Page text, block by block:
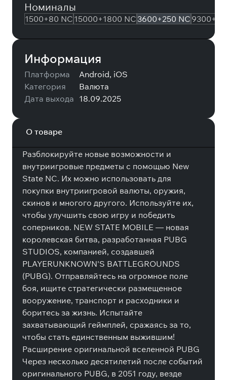
Номиналы
1500+80 NC 15000+1800 NC 3600+250 NC
Информация
Платформа
Android, iOS
Категория
Валюта
Дата выхода 18.09.2025
О товаре
Разблокируйте новые возможности и
внутриигровые предметы с помощью New
State NC. Их можно использовать для
покупки внутриигровой валюты, оружия,
скинов и многого другого. Используйте их,
чтобы улучшить свою игру и победить
соперников. NEW STATE MOBILE — новая
королевская битва, разработанная PUBG
STUDIOS, компанией, создавшей
PLAYERUNKNOWN'S BATTLEGROUNDS
(PUBG). Отправляйтесь на огромное поле
боя, ищите стратегически размещенное
вооружение, транспорт и расходники и
боритесь за жизнь. Испытайте
захватывающий геймплей, сражаясь за то,
чтобы стать единственным выжившим!
Расширение оригинальной вселенной PUBG
Через несколько десятилетий после событий
оригинального PUBG, в 2051 году, везде